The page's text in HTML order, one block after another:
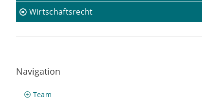
Wirtschaftsrecht
Navigation
Team